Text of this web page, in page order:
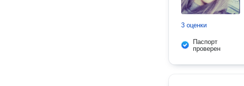
3 оценки
Паспорт
проверен